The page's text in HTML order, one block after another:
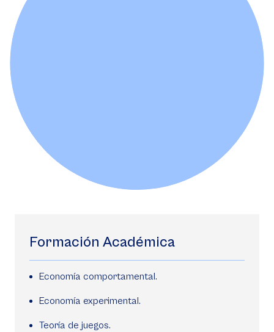
Formación Académica
Economía comportamental.
Economía experimental.
Teoría de juegos.